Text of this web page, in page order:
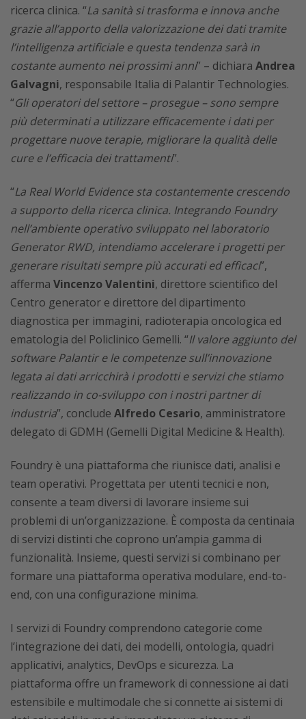
ricerca clinica. “La sanità si trasforma e innova anche
grazie all’apporto della valorizzazione dei dati tramite
l’intelligenza artificiale e questa tendenza sarà in
costante aumento nei prossimi anni” – dichiara Andrea
Galvagni, responsabile Italia di Palantir Technologies.
“Gli operatori del settore – prosegue – sono sempre
più determinati a utilizzare efficacemente i dati per
progettare nuove terapie, migliorare la qualità delle
cure e l’efficacia dei trattamenti”.
“La Real World Evidence sta costantemente crescendo
a supporto della ricerca clinica. Integrando Foundry
nell’ambiente operativo sviluppato nel laboratorio
Generator RWD, intendiamo accelerare i progetti per
generare risultati sempre più accurati ed efficaci”,
afferma Vincenzo Valentini, direttore scientifico del
Centro generator e direttore del dipartimento
diagnostica per immagini, radioterapia oncologica ed
ematologia del Policlinico Gemelli. “Il valore aggiunto del
software Palantir e le competenze sull’innovazione
legata ai dati arricchirà i prodotti e servizi che stiamo
realizzando in co-sviluppo con i nostri partner di
industria”, conclude Alfredo Cesario, amministratore
delegato di GDMH (Gemelli Digital Medicine & Health).
Foundry è una piattaforma che riunisce dati, analisi e
team operativi. Progettata per utenti tecnici e non,
consente a team diversi di lavorare insieme sui
problemi di un’organizzazione. È composta da centinaia
di servizi distinti che coprono un’ampia gamma di
funzionalità. Insieme, questi servizi si combinano per
formare una piattaforma operativa modulare, end-to-
end, con una configurazione minima.
I servizi di Foundry comprendono categorie come
l’integrazione dei dati, dei modelli, ontologia, quadri
applicativi, analytics, DevOps e sicurezza. La
piattaforma offre un framework di connessione ai dati
estensibile e multimodale che si connette ai sistemi di